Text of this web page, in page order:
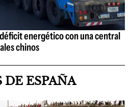
energético con una central
chinos
ESPAÑA